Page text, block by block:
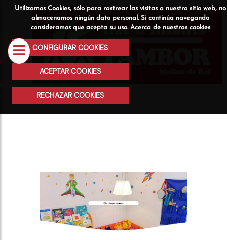
Utilizamos Cookies, sólo para rastrear las visitas a nuestro sitio web, no
almacenamos ningún dato personal. Si continúa navegando
consideramos que acepta su uso. Acerca de nuestras cookies
CONFIGURAR COOKIES
ACEPTAR COOKIES
RECHAZAR COOKIES
Quiénes
Servicios